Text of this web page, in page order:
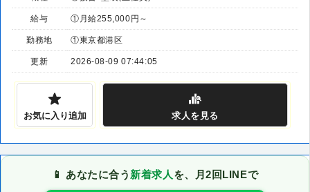
給与 ①月給255,000円～
勤務地 ①東京都港区
更新 2026-08-09 07:44:05
お気に入り追加 求人を見る
📱 あなたに合う 新着求人 を、月2回LINEで